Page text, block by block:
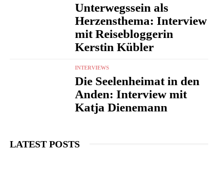
Unterwegssein als
Herzensthema: Interview
mit Reisebloggerin
Kerstin Kübler
INTERVIEWS
Die Seelenheimat in den
Anden: Interview mit
Katja Dienemann
LATEST POSTS